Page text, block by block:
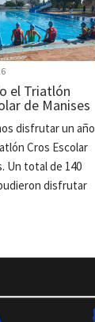
el Triatlón
de Manises
disfrutar un año
Cros Escolar
Un total de 140
disfrutar